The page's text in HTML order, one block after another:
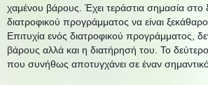
χαμένου βάρους. Έχει τεράστια σημασία στο
διατροφικού προγράμματος να είναι
Επιτυχία ενός διατροφικού προγράμματος,
βάρους αλλά και η διατήρησή του. Το δεύτερο
που συνήθως αποτυγχάνει σε έναν